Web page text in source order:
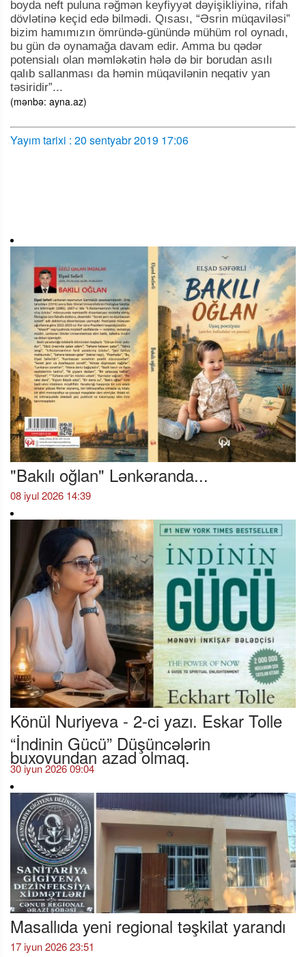
boyda neft puluna rəğmən keyfiyyət dəyişikliyinə, rifah
dövlətinə keçid edə bilmədi. Qısası, “Əsrin müqaviləsi”
bizim hamımızın ömründə-günündə mühüm rol oynadı,
bu gün də oynamağa davam edir. Amma bu qədər
potensialı olan məmləkətin hələ də bir borudan asılı
qalıb sallanması da həmin müqavilənin neqativ yan
təsiridir”...
(mənbə: ayna.az)
Yayım tarixi : 20 sentyabr 2019 17:06
"Bakılı oğlan" Lənkəranda...
08 iyul 2026 14:39
Könül Nuriyeva - 2-ci yazı. Eskar Tolle
“İndinin Gücü” Düşüncələrin
buxovundan azad olmaq.
30 iyun 2026 09:04
Masallıda yeni regional təşkilat yarandı
17 iyun 2026 23:51